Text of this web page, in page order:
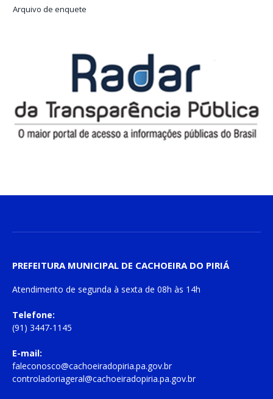
Arquivo de enquete
PREFEITURA MUNICIPAL DE CACHOEIRA DO PIRIÁ
Atendimento de segunda à sexta de 08h às 14h
Telefone:
(91) 3447-1145
E-mail:
faleconosco@cachoeiradopiria.pa.gov.br
controladoriageral@cachoeiradopiria.pa.gov.br